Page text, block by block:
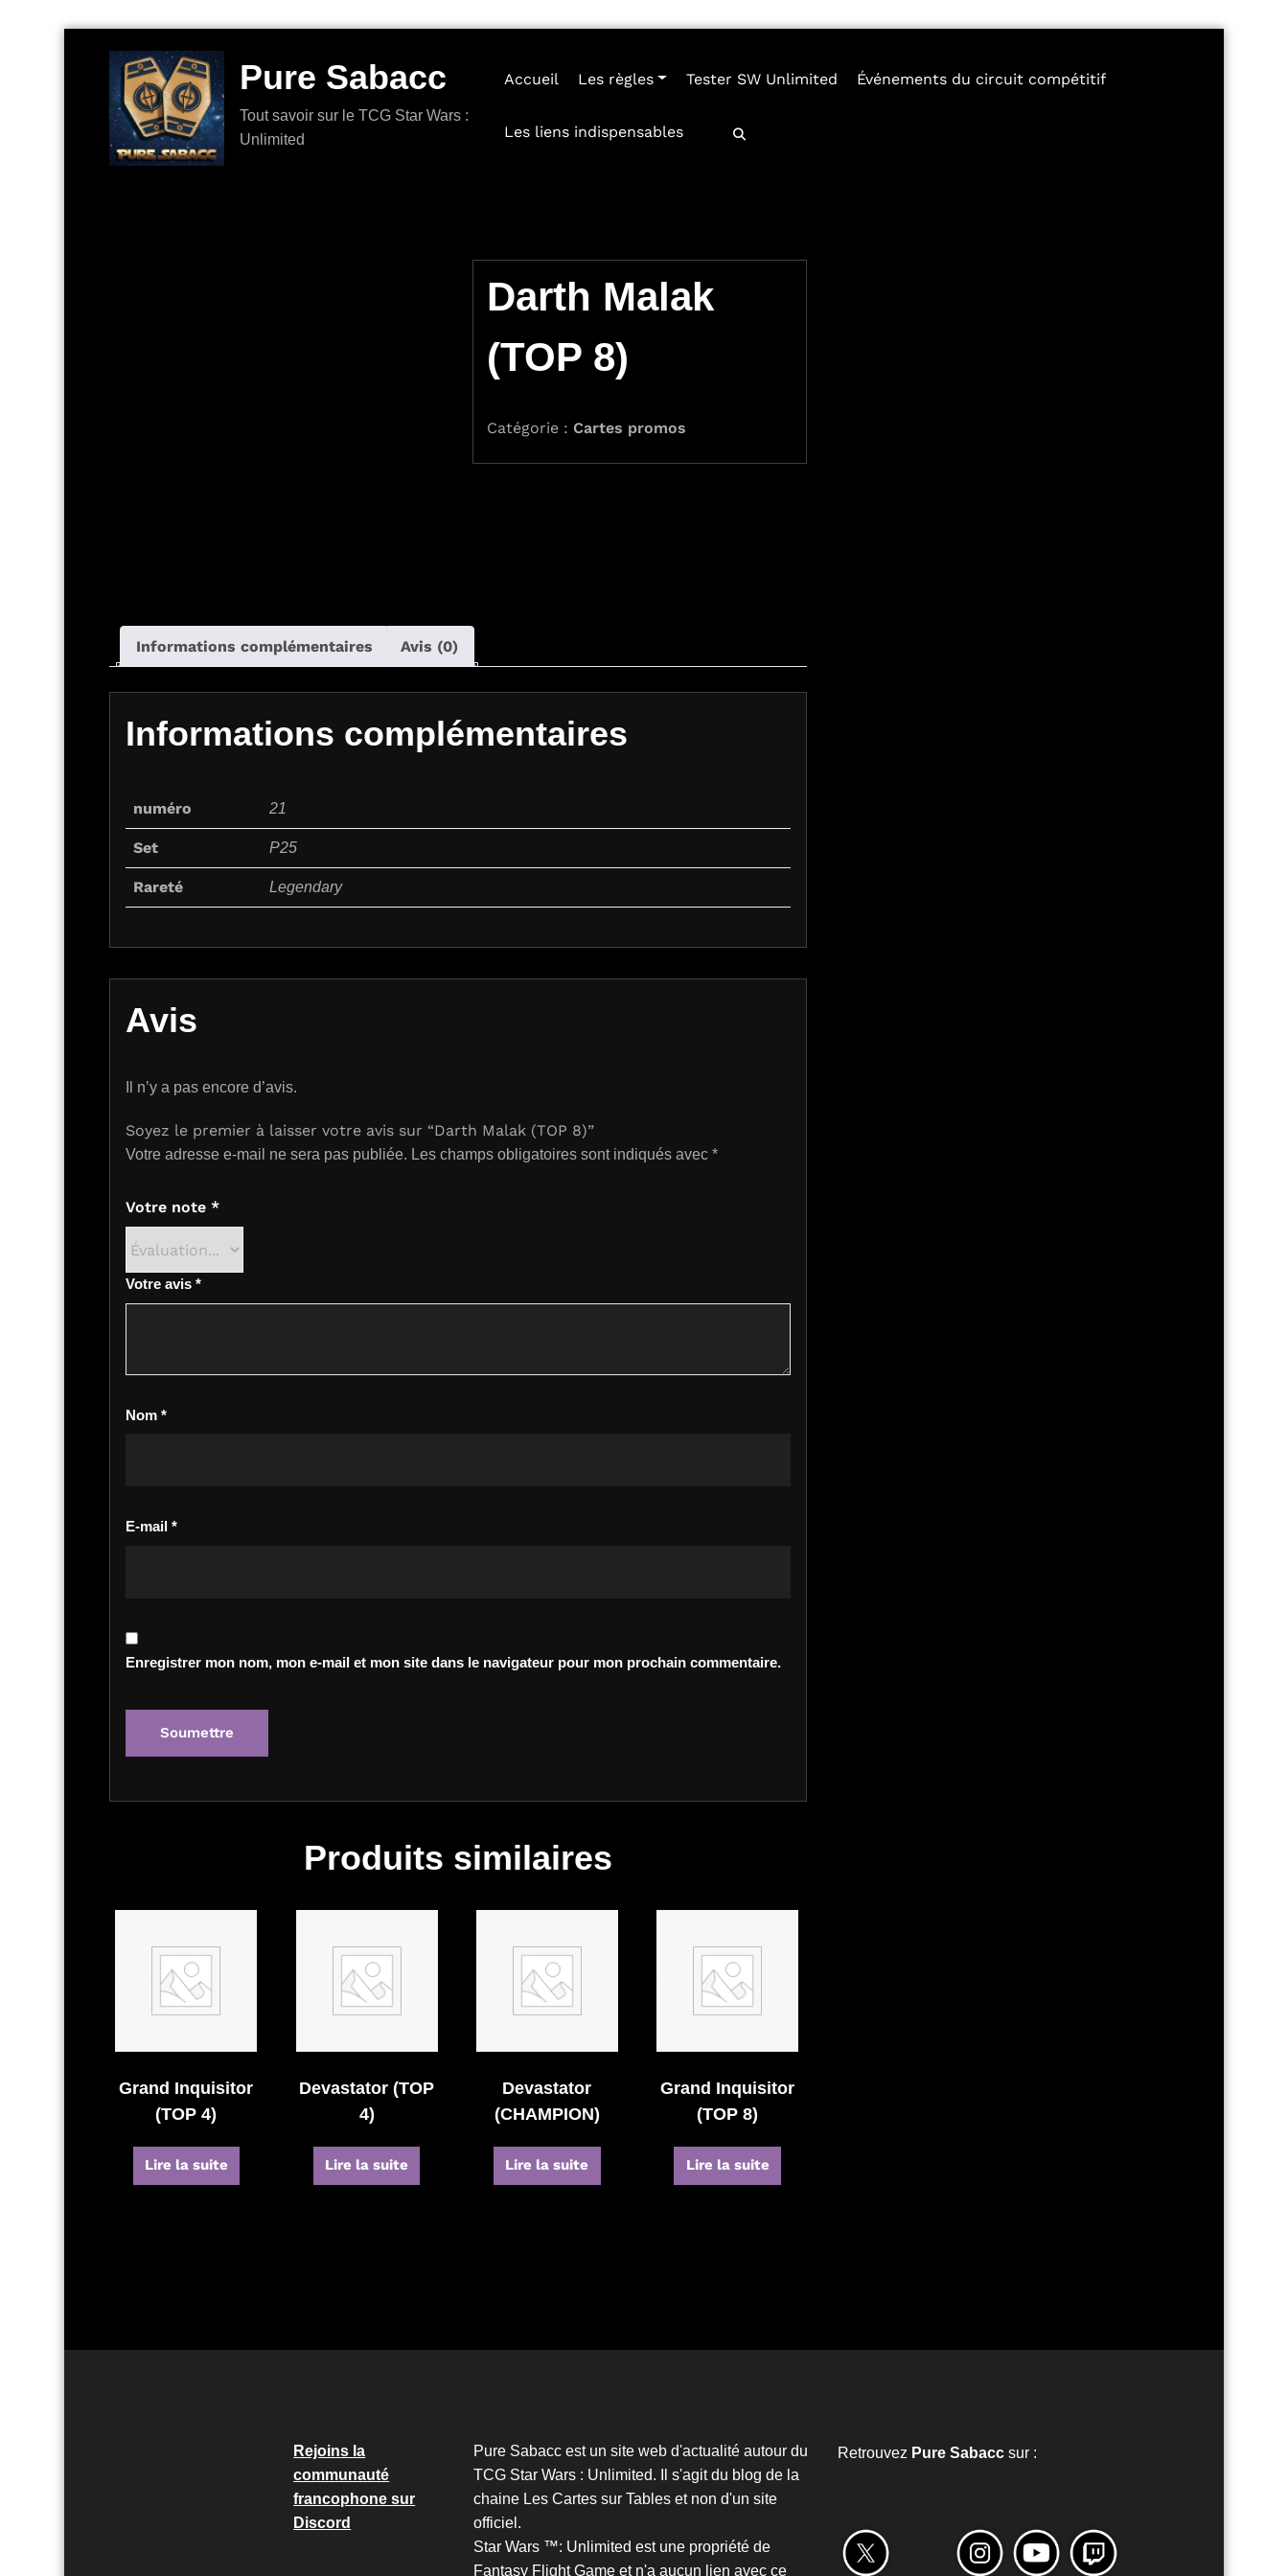
contenu
Pure Sabacc
Tout savoir sur le TCG Star Wars :
Unlimited
Accueil Les règles Tester SW Unlimited Événements du circuit compétitif
Les liens indispensables
Darth Malak
(TOP 8)
Catégorie : Cartes promos
Informations complémentaires Avis (0)
Informations complémentaires
numéro 21
Set P25
Rareté Legendary
Avis
Il n’y a pas encore d’avis.
Soyez le premier à laisser votre avis sur “Darth Malak (TOP 8)”
Votre adresse e-mail ne sera pas publiée. Les champs obligatoires sont indiqués avec *
Votre note *
Votre avis *
Nom *
E-mail *
Enregistrer mon nom, mon e-mail et mon site dans le navigateur pour mon prochain commentaire.
Produits similaires
Grand Inquisitor
(TOP 4)
Lire la suite
Devastator (TOP
4)
Lire la suite
Devastator
(CHAMPION)
Lire la suite
Grand Inquisitor
(TOP 8)
Lire la suite
Rejoins la
communauté
francophone sur
Discord
Pure Sabacc est un site web d'actualité autour du
TCG Star Wars : Unlimited. Il s'agit du blog de la
chaine Les Cartes sur Tables et non d'un site
officiel.
Star Wars ™: Unlimited est une propriété de
Fantasy Flight Game et n'a aucun lien avec ce
Retrouvez Pure Sabacc sur :